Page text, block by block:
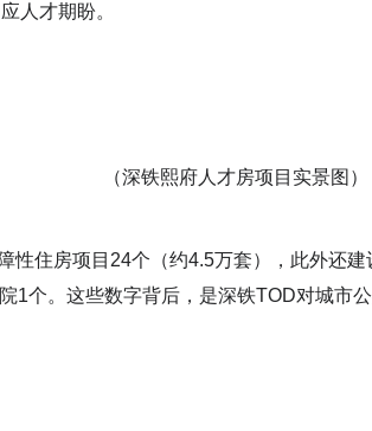
人才期盼。
（深铁熙府人才房项目实景图）
性住房项目24个（约4.5万套），此外还
1个。这些数字背后，是深铁TOD对城市公